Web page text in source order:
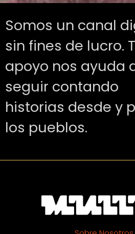
Somos un canal
sin fines de lucro.
apoyo nos ayuda
seguir contando
historias desde y
los pueblos.